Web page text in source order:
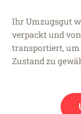
Ihr Umzugsgut
verpackt und
transportiert, um
Zustand zu